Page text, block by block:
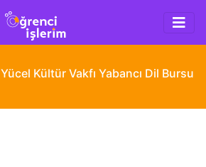
Yücel Kültür Vakfı Yabancı Dil Bursu